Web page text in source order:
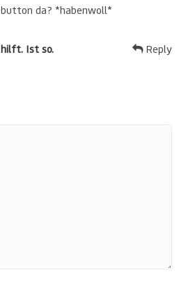
da? *habenwoll*
Ist so. Reply